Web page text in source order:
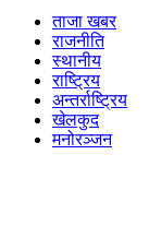
ताजा खबर
राजनीति
स्थानीय
राष्ट्रिय
अन्तर्राष्ट्रिय
खेलकुद
मनोरञ्जन